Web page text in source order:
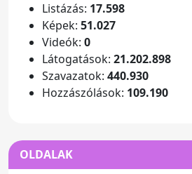
Listázás: 17.598
Képek: 51.027
Videók: 0
Látogatások: 21.202.898
Szavazatok: 440.930
Hozzászólások: 109.190
OLDALAK